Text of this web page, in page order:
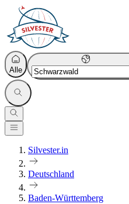
Alle
Silvester.in
Deutschland
Baden-Württemberg